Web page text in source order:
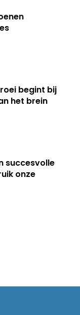
begint bij
het brein
succesvolle
onze